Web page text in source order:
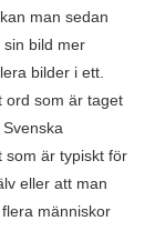
man sedan
bild mer
bilder i ett.
ord som är taget
som är typiskt för
eller att man
människor